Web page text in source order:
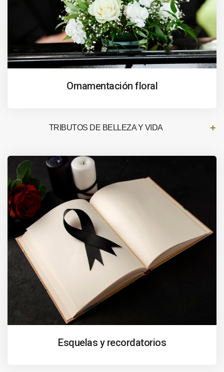
Ornamentación floral
TRIBUTOS DE BELLEZA Y VIDA
Esquelas y recordatorios